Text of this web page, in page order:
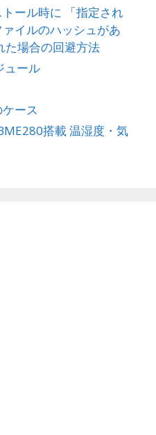
ール時に 「指定され
イルのハッシュがあ
た場合の回避方法
ュール
ース
搭載 温湿度・気